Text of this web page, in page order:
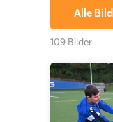
Alle
109 Bilder